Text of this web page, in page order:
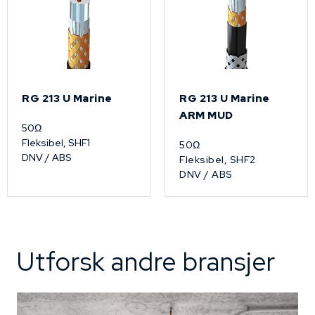
RG 213 U Marine
50Ω
Fleksibel, SHF1
DNV / ABS
RG 213 U Marine
ARM MUD
50Ω
Fleksibel, SHF2
DNV / ABS
Utforsk andre bransjer